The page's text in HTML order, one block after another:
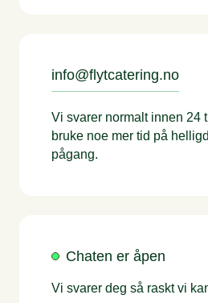
info@flytcatering.no
Vi svarer normalt innen 24
bruke noe mer tid på
pågang.
Chaten er åpen
Vi svarer deg så raskt vi